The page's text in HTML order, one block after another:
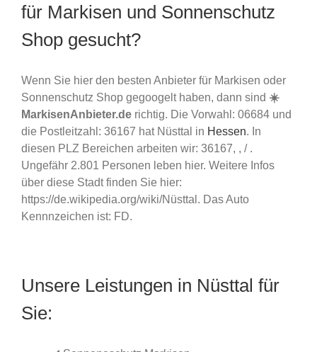
für Markisen und Sonnenschutz
Shop gesucht?
Wenn Sie hier den besten Anbieter für Markisen oder
Sonnenschutz Shop gegoogelt haben, dann sind ☀️
MarkisenAnbieter.de richtig. Die Vorwahl: 06684 und
die Postleitzahl: 36167 hat Nüsttal in Hessen. In
diesen PLZ Bereichen arbeiten wir: 36167, , / .
Ungefähr 2.801 Personen leben hier. Weitere Infos
über diese Stadt finden Sie hier:
https://de.wikipedia.org/wiki/Nüsttal. Das Auto
Kennnzeichen ist: FD.
Unsere Leistungen in Nüsttal für
Sie: